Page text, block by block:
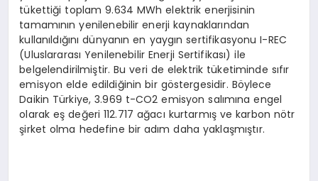
tükettiği toplam 9.634 MWh elektrik enerjisinin
tamamının yenilenebilir enerji kaynaklarından
kullanıldığını dünyanın en yaygın sertifikasyonu I-REC
(Uluslararası Yenilenebilir Enerji Sertifikası) ile
belgelendirilmiştir. Bu veri de elektrik tüketiminde sıfır
emisyon elde edildiğinin bir göstergesidir. Böylece
Daikin Türkiye, 3.969 t-CO2 emisyon salımına engel
olarak eş değeri 112.717 ağacı kurtarmış ve karbon nötr
şirket olma hedefine bir adım daha yaklaşmıştır.